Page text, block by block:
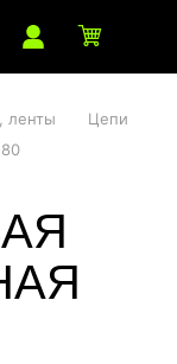
ленты
Цепи